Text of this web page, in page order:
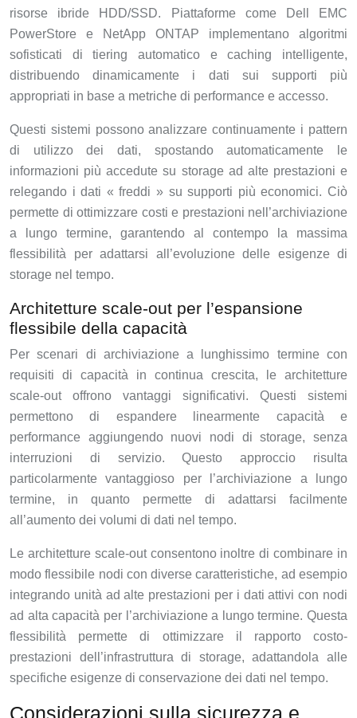
risorse ibride HDD/SSD. Piattaforme come Dell EMC
PowerStore e NetApp ONTAP implementano algoritmi
sofisticati di tiering automatico e caching intelligente,
distribuendo dinamicamente i dati sui supporti più
appropriati in base a metriche di performance e accesso.
Questi sistemi possono analizzare continuamente i pattern
di utilizzo dei dati, spostando automaticamente le
informazioni più accedute su storage ad alte prestazioni e
relegando i dati « freddi » su supporti più economici. Ciò
permette di ottimizzare costi e prestazioni nell’archiviazione
a lungo termine, garantendo al contempo la massima
flessibilità per adattarsi all’evoluzione delle esigenze di
storage nel tempo.
Architetture scale-out per l’espansione
flessibile della capacità
Per scenari di archiviazione a lunghissimo termine con
requisiti di capacità in continua crescita, le architetture
scale-out offrono vantaggi significativi. Questi sistemi
permettono di espandere linearmente capacità e
performance aggiungendo nuovi nodi di storage, senza
interruzioni di servizio. Questo approccio risulta
particolarmente vantaggioso per l’archiviazione a lungo
termine, in quanto permette di adattarsi facilmente
all’aumento dei volumi di dati nel tempo.
Le architetture scale-out consentono inoltre di combinare in
modo flessibile nodi con diverse caratteristiche, ad esempio
integrando unità ad alte prestazioni per i dati attivi con nodi
ad alta capacità per l’archiviazione a lungo termine. Questa
flessibilità permette di ottimizzare il rapporto costo-
prestazioni dell’infrastruttura di storage, adattandola alle
specifiche esigenze di conservazione dei dati nel tempo.
Considerazioni sulla sicurezza e